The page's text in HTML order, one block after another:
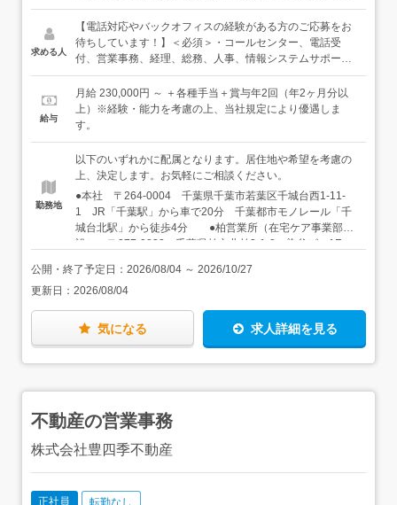
タ入力など、これまでの経験を活かせる仕事から担当して
いただきます。慣れてきたら、スキルなどに応じて、請求
業務などの経理、人事・総務業務にもチャレンジしていけ
る環境です！また、人とお話をするのが好きという方は、
ケア用品を取り扱う拠点、ショールームでの接客・商品案
内などに携わることができる可能性もあります！電話対応
を中心とした事務経験を活かしながら、将来的には対面で
ん、すべてを一人で行うわけではありません。あなたのス
キルを活かせる仕事をメインにお任せしますので、安心し
てスタートしてください！慣れていけば幅広い仕事に携わ
れるため、成長意欲が強い方は、さまざまな業務にチャレ
ンジできます！＜具体的には＞●電話受注・お客様対応・
在宅ケア用品を利用されている一般のお客様や病院スタッ
フからの電話注文受付・商品名、数量、配送先などの確
認・お問い合わせへの対応・注文内容の社内システムへの
容や登録内容の確認※電話を受けながら、パソコンへ正確
に情報を入力する業務です。●営業サポート・仕入れや売
上の処理やデータ入力・取引先からの問い合わせ対応・取
引先向けの請求書作成・メーカーとのやりとり●人事・総
ラ管理・スタッフへ貸与するパソコン、スマートフォンな
ーサポート、営業事務などの経験を活かせます。★まずは
や適性に応じて仕事の幅を広げていただきます。★ひとつ
でもあなたのスキルを活かせる業務があれば、ぜひ応募を
求める人
【電話対応やバックオフィスの経験がある方のご応募をお
待ちしています！】＜必須＞・コールセンター、電話受
付、営業事務、経理、総務、人事、情報システムサポート
のいずれかの業務経験がある方・基本的なパソコン操作が
できる方・電話を受けながら、内容を正確にパソコンへ入
力できる方＜こんな経験が活かせます＞・コールセンター
での受電業務・通信販売やECサイトの電話注文受付・カス
受付などでの接客経験・医療、介護、福祉業界でのお客様
対応・営業事務や一般事務での電話対応、データ入力＜こ
る方・電話でも対面でも、相手に合わせた落ち着いた対応
ができる方・正確に情報を確認し、入力することが得意な
方・お客様の役に立つ仕事にやりがいを感じる方・将来的
にさまざまなお客様対応へ仕事の幅を広げたい方・成長意
欲が高く、新しい仕事にチャレンジすることが好きな方・
給与
月給 230,000円 ～ ＋各種手当＋賞与年2回（年2ヶ月分以
上）※経験・能力を考慮の上、当社規定により優遇しま
す。
勤務地
以下のいずれかに配属となります。居住地や希望を考慮の
上、決定します。お気軽にご相談ください。
●本社 〒264-0004 千葉県千葉市若葉区千城台西1-11-
1 JR「千葉駅」から車で20分 千葉都市モノレール「千
城台北駅」から徒歩4分 ●柏営業所（在宅ケア事業部併
設） 〒277-0832 千葉県柏市北柏3-1-8 染谷ビル1F
0041 千葉県鴨川市東町483-1 JR「安房鴨川駅」から車
で10分 JR「安房鴨川駅」よりバス「亀田病院行き」で
「亀田病院」下車、徒歩13分 ●旭営業所（在宅ケア事
業部併設） 〒289-2512 千葉県旭市東足洗2926-1
JR「旭駅」「飯岡駅」から車で5分 ●東京営業所（在宅
尻1 106号室 東急田園都市線「江田駅」から徒歩5分
公開・終了予定日： 2026/08/04 ～ 2026/10/27
更新日： 2026/08/04
気になる 求人詳細を見る
不動産の営業事務
株式会社豊四季不動産
正社員 転勤なし